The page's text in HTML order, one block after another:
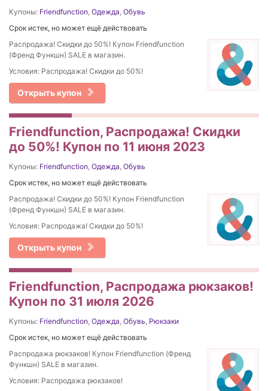
Купоны: Friendfunction, Одежда, Обувь
Срок истек, но может ещё действовать
Распродажа! Скидки до 50%! Купон Friendfunction
(Френд Функшн) SALE в магазин.
Условия: Распродажа! Скидки до 50%!
Открыть купон
Friendfunction, Распродажа! Скидки
до 50%! Купон по 11 июня 2023
Купоны: Friendfunction, Одежда, Обувь
Срок истек, но может ещё действовать
Распродажа! Скидки до 50%! Купон Friendfunction
(Френд Функшн) SALE в магазин.
Условия: Распродажа! Скидки до 50%!
Открыть купон
Friendfunction, Распродажа рюкзаков!
Купон по 31 июля 2026
Купоны: Friendfunction, Одежда, Обувь, Рюкзаки
Срок истек, но может ещё действовать
Распродажа рюкзаков! Купон Friendfunction (Френд
Функшн) SALE в магазин.
Условия: Распродажа рюкзаков!